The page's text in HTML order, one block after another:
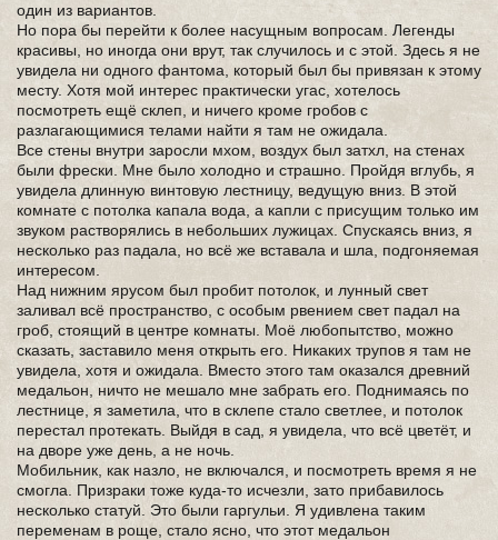
один из вариантов.
Но пора бы перейти к более насущным вопросам. Легенды
красивы, но иногда они врут, так случилось и с этой. Здесь я не
увидела ни одного фантома, который был бы привязан к этому
месту. Хотя мой интерес практически угас, хотелось
посмотреть ещё склеп, и ничего кроме гробов с
разлагающимися телами найти я там не ожидала.
Все стены внутри заросли мхом, воздух был затхл, на стенах
были фрески. Мне было холодно и страшно. Пройдя вглубь, я
увидела длинную винтовую лестницу, ведущую вниз. В этой
комнате с потолка капала вода, а капли с присущим только им
звуком растворялись в небольших лужицах. Спускаясь вниз, я
несколько раз падала, но всё же вставала и шла, подгоняемая
интересом.
Над нижним ярусом был пробит потолок, и лунный свет
заливал всё пространство, с особым рвением свет падал на
гроб, стоящий в центре комнаты. Моё любопытство, можно
сказать, заставило меня открыть его. Никаких трупов я там не
увидела, хотя и ожидала. Вместо этого там оказался древний
медальон, ничто не мешало мне забрать его. Поднимаясь по
лестнице, я заметила, что в склепе стало светлее, и потолок
перестал протекать. Выйдя в сад, я увидела, что всё цветёт, и
на дворе уже день, а не ночь.
Мобильник, как назло, не включался, и посмотреть время я не
смогла. Призраки тоже куда-то исчезли, зато прибавилось
несколько статуй. Это были гаргульи. Я удивлена таким
переменам в роще, стало ясно, что этот медальон